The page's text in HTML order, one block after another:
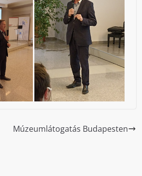
Múzeumlátogatás Budapesten